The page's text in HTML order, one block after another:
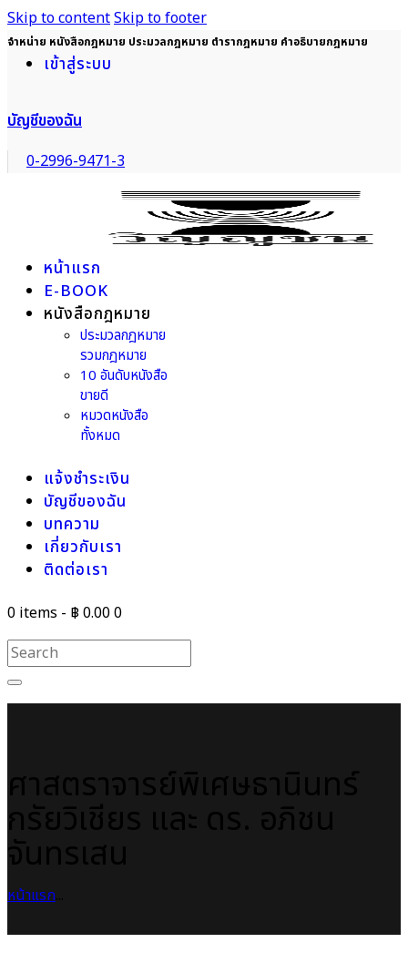
Skip to contentSkip to footer
จำหน่าย หนังสือกฎหมาย ประมวลกฎหมาย ตำรากฎหมาย คำอธิบายกฎหมาย
เข้าสู่ระบบ
บัญชีของฉัน
0-2996-9471-3
หน้าแรก
E-BOOK
หนังสือกฎหมาย
ประมวลกฎหมาย
รวมกฎหมาย
10 อันดับหนังสือ
ขายดี
หมวดหนังสือ
ทั้งหมด
แจ้งชำระเงิน
บัญชีของฉัน
บทความ
เกี่ยวกับเรา
ติดต่อเรา
0 items - ฿ 0.000
หน้าแรก